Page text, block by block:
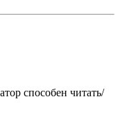
способен читать/